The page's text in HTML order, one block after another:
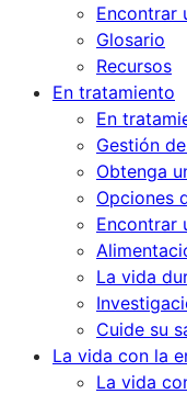
Encontrar
Glosario
Recursos
En tratamiento
En
Gestión
Obtenga
Opciones
Encontrar
La vida
Cuide su
La vida con la
La vida